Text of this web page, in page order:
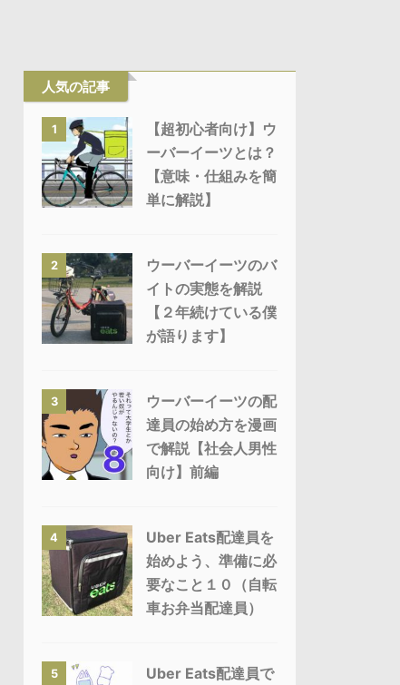
人気の記事
1
【超初心者向け】ウ
ーバーイーツとは？
【意味・仕組みを簡
単に解説】
2
ウーバーイーツのバ
イトの実態を解説
【２年続けている僕
が語ります】
3
ウーバーイーツの配
達員の始め方を漫画
で解説【社会人男性
向け】前編
4
Uber Eats配達員を
始めよう、準備に必
要なこと１０（自転
車お弁当配達員）
5
Uber Eats配達員で